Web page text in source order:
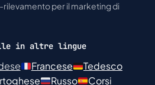
per il marketing di
in altre lingue
Francese
Tedesco
Russo Corsi